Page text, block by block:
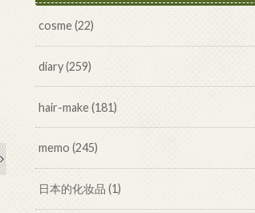
cosme(22)
diary(259)
hair-make(181)
memo(245)
日本的化妆品(1)